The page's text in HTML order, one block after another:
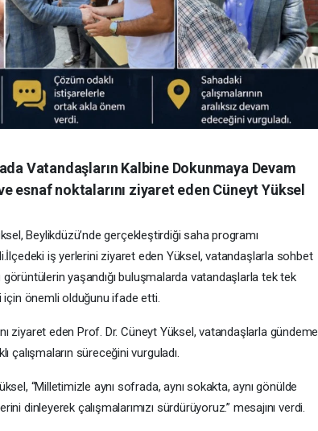
Vatandaşların Kalbine Dokunmaya Devam
esnaf noktalarını ziyaret eden Cüneyt Yüksel
Beylikdüzü’nde gerçekleştirdiği saha programı
iş yerlerini ziyaret eden Yüksel, vatandaşlarla sohbet
yaşandığı buluşmalarda vatandaşlarla tek tek
önemli olduğunu ifade etti.
ziyaret eden Prof. Dr. Cüneyt Yüksel, vatandaşlarla gündeme
süreceğini vurguladı.
“Milletimizle aynı sofrada, aynı sokakta, aynı gönülde
dinleyerek çalışmalarımızı sürdürüyoruz.” mesajını verdi.